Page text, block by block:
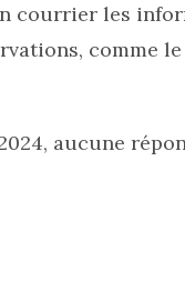
courrier les
comme
aucune